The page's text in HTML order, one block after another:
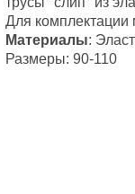
Для комплектации
Материалы:
Размеры: 90-110